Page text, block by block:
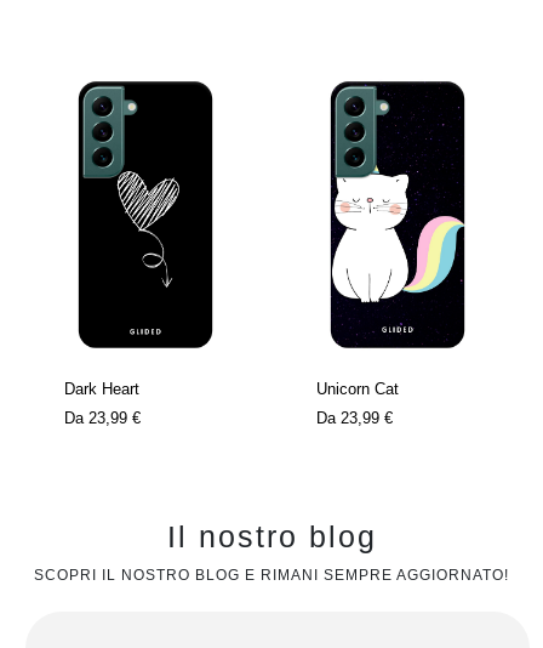
Dark Heart
Da 23,99 €
Unicorn Cat
Da 23,99 €
Il nostro blog
SCOPRI IL NOSTRO BLOG E RIMANI SEMPRE AGGIORNATO!